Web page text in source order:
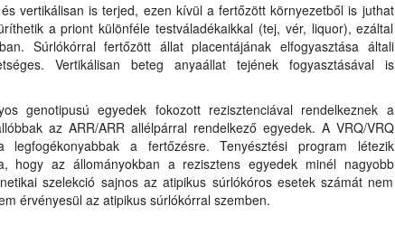
vertikálisan is terjed, ezen kívül a fertőzött környezetből is juthat
a priont különféle testváladékaikkal (tej, vér, liquor), ezáltal
Súrlókórral fertőzött állat placentájának elfogyasztása általi
Vertikálisan beteg anyaállat tejének fogyasztásával is
genotipusú egyedek fokozott rezisztenciával rendelkeznek a
az ARR/ARR allélpárral rendelkező egyedek. A VRQ/VRQ
legfogékonyabbak a fertőzésre. Tenyésztési program létezik
hogy az állományokban a rezisztens egyedek minél nagyobb
szelekció sajnos az atipikus súrlókóros esetek számát nem
érvényesül az atipikus súrlókórral szemben.